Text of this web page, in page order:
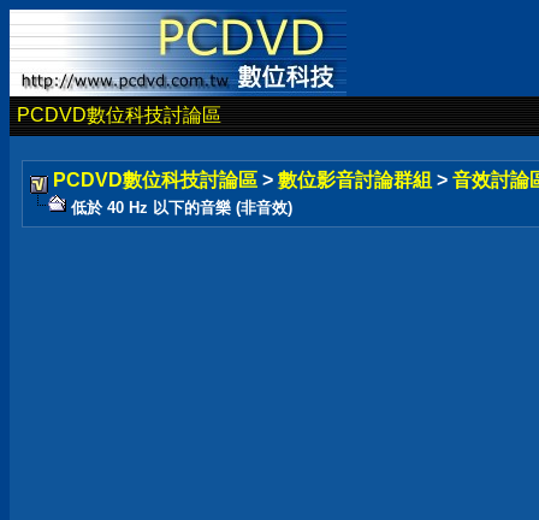
PCDVD數位科技討論區
PCDVD數位科技討論區 > 數位影音討論群組 > 音效討論
低於 40 Hz 以下的音樂 (非音效)